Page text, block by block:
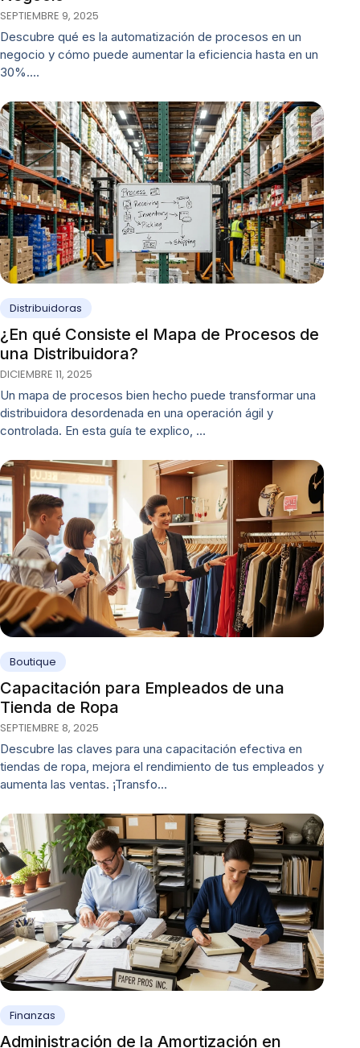
SEPTIEMBRE 9, 2025
Descubre qué es la automatización de procesos en un
negocio y cómo puede aumentar la eficiencia hasta en un
30%.…
Distribuidoras
¿En qué Consiste el Mapa de Procesos de
una Distribuidora?
DICIEMBRE 11, 2025
Un mapa de procesos bien hecho puede transformar una
distribuidora desordenada en una operación ágil y
controlada. En esta guía te explico, …
Boutique
Capacitación para Empleados de una
Tienda de Ropa
SEPTIEMBRE 8, 2025
Descubre las claves para una capacitación efectiva en
tiendas de ropa, mejora el rendimiento de tus empleados y
aumenta las ventas. ¡Transfo…
Finanzas
Administración de la Amortización en